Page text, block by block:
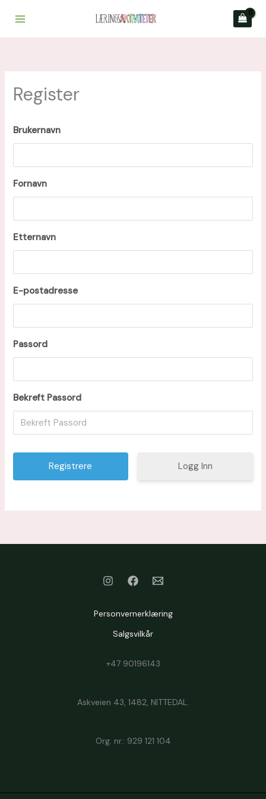
Register
Brukernavn
Fornavn
Etternavn
E-postadresse
Passord
Bekreft Passord
Logg Inn
Personvernerklæring
Salgsvilkår
+47 90196143
Askveien 43, 1482, NITTEDAL.
Org. nr.: 929 121 104